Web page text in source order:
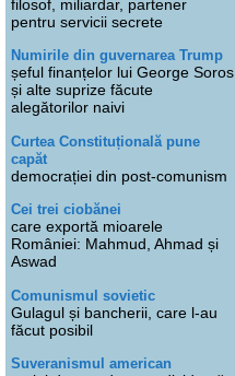
filosof, miliardar, partener
pentru servicii secrete
Numirile din guvernarea Trump
șeful finanțelor lui George Soros
și alte suprize făcute
alegătorilor naivi
Curtea Constituțională pune
capăt
democrației din post-comunism
Cei trei ciobănei
care exportă mioarele
României: Mahmud, Ahmad și
Aswad
Comunismul sovietic
Gulagul și bancherii, care l-au
făcut posibil
Suveranismul american